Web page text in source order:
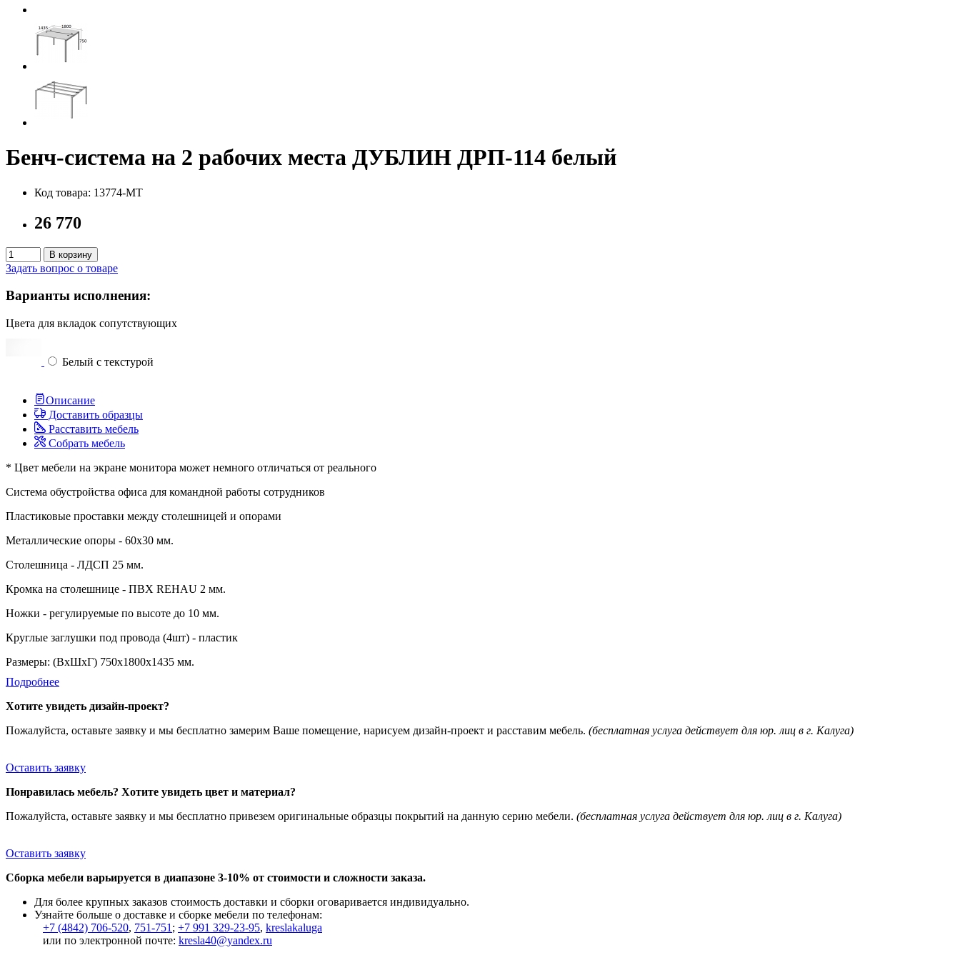
Бенч-система на 2 рабочих места ДУБЛИН ДРП-114 белый
Код товара: 13774-MT
26 770
В корзину
Задать вопрос о товаре
Варианты исполнения:
Цвета для вкладок сопутствующих
Белый с текстурой
Описание
Доставить образцы
Расставить мебель
Собрать мебель
* Цвет мебели на экране монитора может немного отличаться от реального
Система обустройства офиса для командной работы сотрудников
Пластиковые проставки между столешницей и опорами
Металлические опоры - 60х30 мм.
Столешница - ЛДСП 25 мм.
Кромка на столешнице - ПВХ REHAU 2 мм.
Ножки - регулируемые по высоте до 10 мм.
Круглые заглушки под провода (4шт) - пластик
Размеры: (ВхШхГ) 750х1800х1435 мм.
Подробнее
Хотите увидеть дизайн-проект?
Пожалуйста, оставьте заявку и мы бесплатно замерим Ваше помещение, нарисуем дизайн-проект и расставим мебель. (бесплатная услуга действует для юр. лиц в г. Калуга)
Оставить заявку
Понравилась мебель? Хотите увидеть цвет и материал?
Пожалуйста, оставьте заявку и мы бесплатно привезем оригинальные образцы покрытий на данную серию мебели. (бесплатная услуга действует для юр. лиц в г. Калуга)
Оставить заявку
Сборка мебели варьируется в диапазоне 3-10% от стоимости и сложности заказа.
Для более крупных заказов стоимость доставки и сборки оговаривается индивидуально.
Узнайте больше о доставке и сборке мебели по телефонам:
+7 (4842) 706-520, 751-751 ; +7 991 329-23-95, kreslakaluga
или по электронной почте: kresla40@yandex.ru